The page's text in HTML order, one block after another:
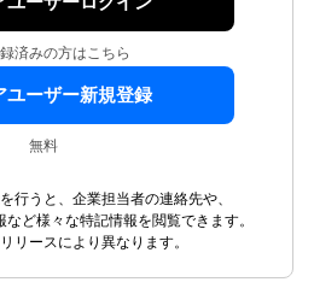
済みの方はこちら
ユーザー新規登録
無料
行うと、企業担当者の連絡先や、
ど様々な特記情報を閲覧できます。
リースにより異なります。